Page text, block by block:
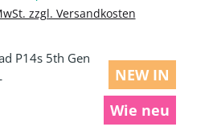
zzgl. Versandkosten
NEW IN
Wie neu